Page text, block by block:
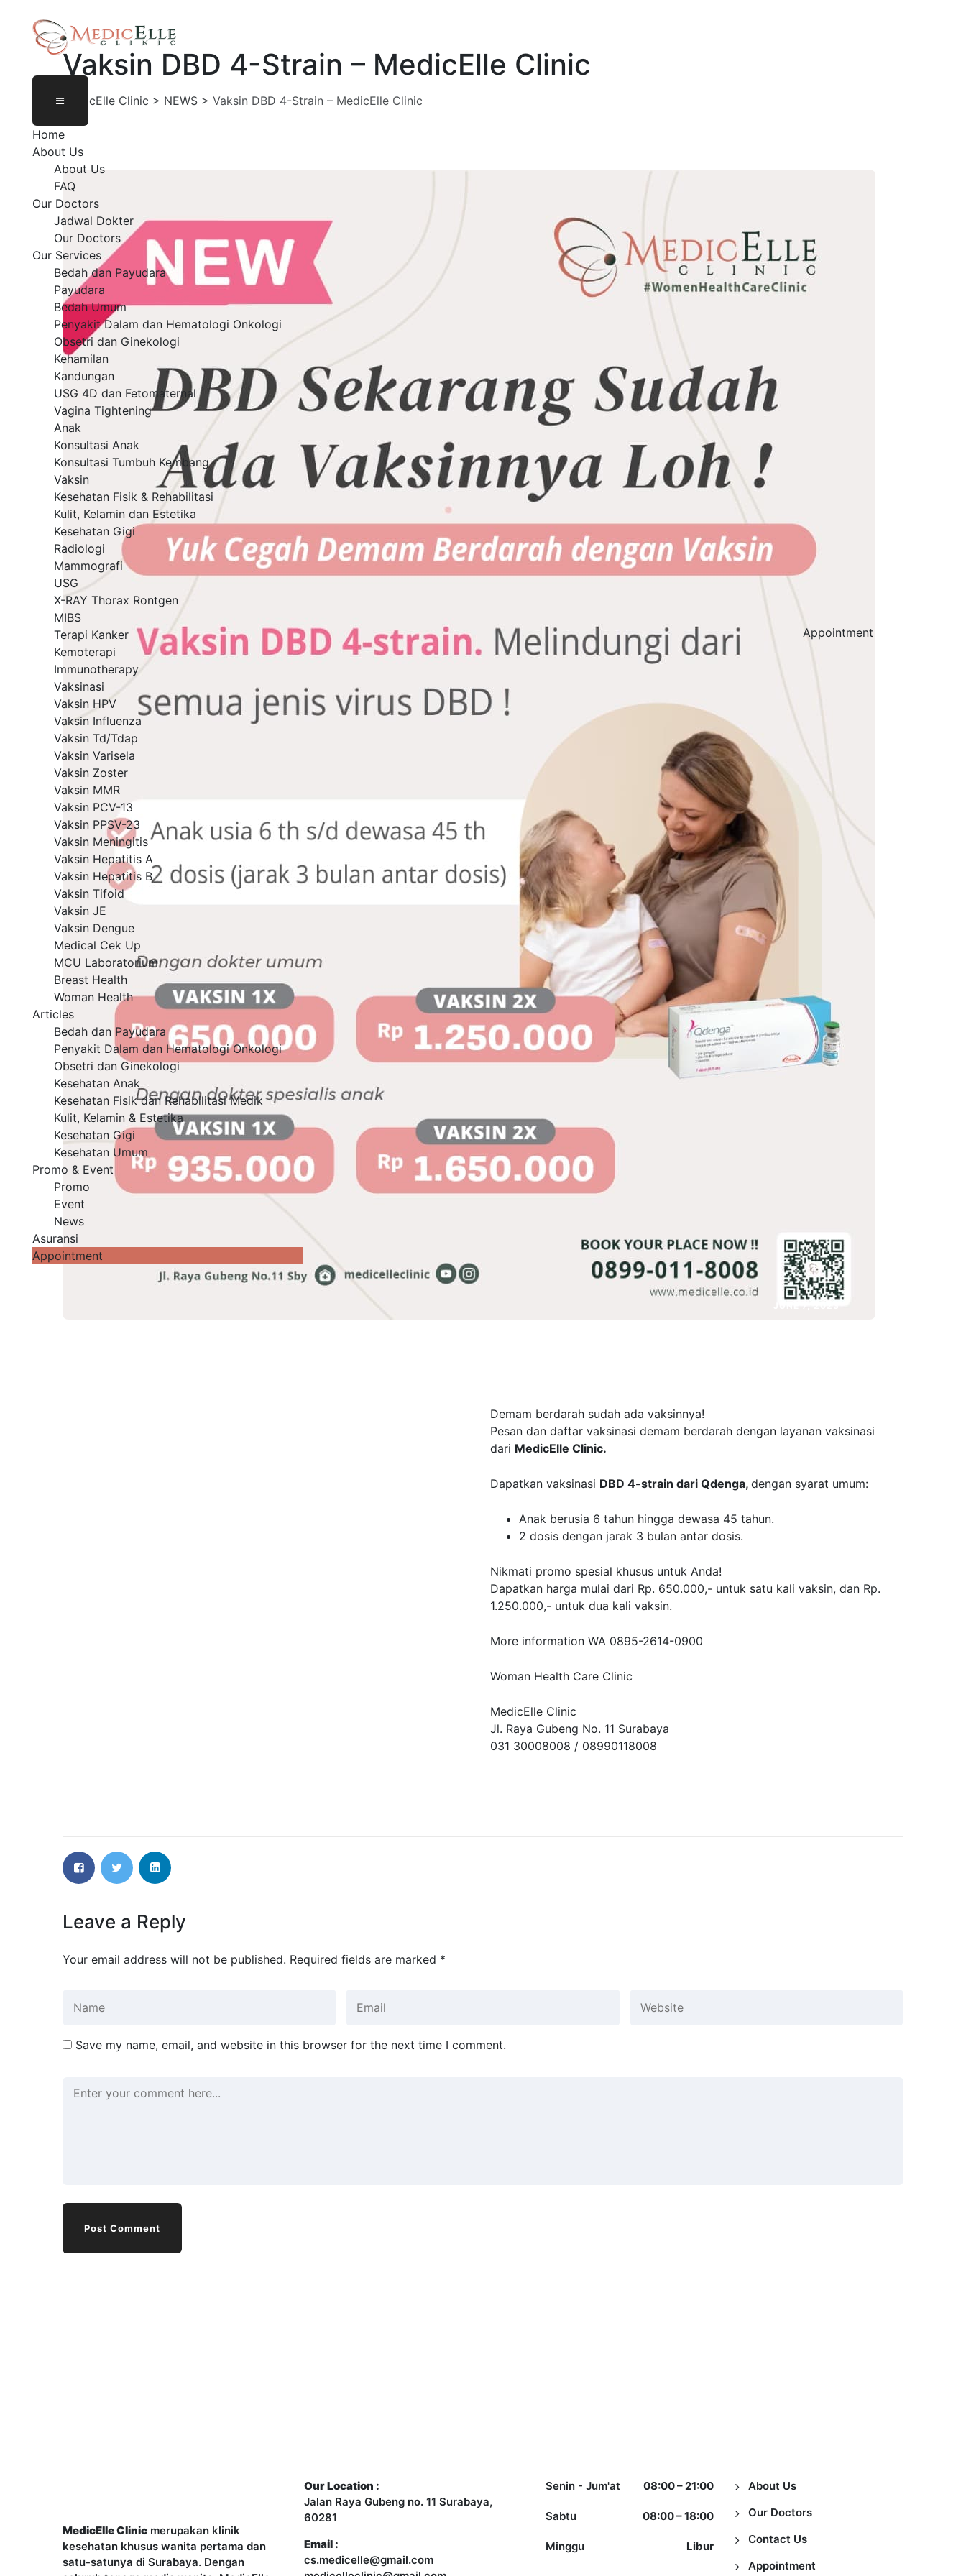
Home
About Us
About Us
FAQ
Our Doctors
Jadwal Dokter
Our Doctors
Our Services
Bedah dan Payudara
Payudara
Bedah Umum
Penyakit Dalam dan Hematologi Onkologi
Obsetri dan Ginekologi
Kehamilan
Kandungan
USG 4D dan Fetomaternal
Vagina Tightening
Anak
Konsultasi Anak
Konsultasi Tumbuh Kembang
Vaksin
Kesehatan Fisik & Rehabilitasi
Kulit, Kelamin dan Estetika
Kesehatan Gigi
Radiologi
Mammografi
USG
X-RAY Thorax Rontgen
MIBS
Terapi Kanker
Kemoterapi
Immunotherapy
Vaksinasi
Vaksin HPV
Vaksin Influenza
Vaksin Td/Tdap
Vaksin Varisela
Vaksin Zoster
Vaksin MMR
Vaksin PCV-13
Vaksin PPSV-23
Vaksin Meningitis
Vaksin Hepatitis A
Vaksin Hepatitis B
Vaksin Tifoid
Vaksin JE
Vaksin Dengue
Medical Cek Up
MCU Laboratorium
Breast Health
Woman Health
Articles
Bedah dan Payudara
Penyakit Dalam dan Hematologi Onkologi
Obsetri dan Ginekologi
Kesehatan Anak
Kesehatan Fisik dan Rehabilitasi Medik
Kulit, Kelamin & Estetika
Kesehatan Gigi
Kesehatan Umum
Promo & Event
Promo
Event
News
Asuransi
Appointment
Appointment
Vaksin DBD 4-Strain – MedicElle Clinic
MedicElle Clinic > NEWS > Vaksin DBD 4-Strain – MedicElle Clinic
Demam berdarah sudah ada vaksinnya!
Pesan dan daftar vaksinasi demam berdarah dengan layanan vaksinasi
dari MedicElle Clinic.
Dapatkan vaksinasi DBD 4-strain dari Qdenga, dengan syarat umum:
Anak berusia 6 tahun hingga dewasa 45 tahun.
2 dosis dengan jarak 3 bulan antar dosis.
Nikmati promo spesial khusus untuk Anda!
Dapatkan harga mulai dari Rp. 650.000,- untuk satu kali vaksin, dan Rp.
1.250.000,- untuk dua kali vaksin.
More information WA 0895-2614-0900
Woman Health Care Clinic
MedicElle Clinic
Jl. Raya Gubeng No. 11 Surabaya
031 30008008 / 08990118008
Leave a Reply
Your email address will not be published. Required fields are marked *
Save my name, email, and website in this browser for the next time I comment.
MedicElle Clinic merupakan klinik
kesehatan khusus wanita pertama dan
satu-satunya di Surabaya. Dengan
Our Location :
Jalan Raya Gubeng no. 11 Surabaya,
60281
Email :
cs.medicelle@gmail.com
Senin - Jum'at 08:00 – 21:00
Sabtu 08:00 – 18:00
Minggu Libur
About Us
Our Doctors
Contact Us
Appointment